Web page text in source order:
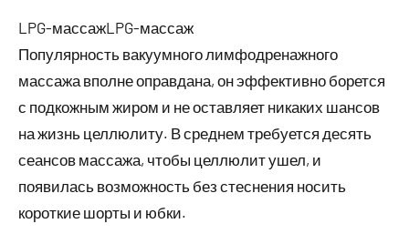
LPG-массажLPG-массаж
Популярность вакуумного лимфодренажного
массажа вполне оправдана, он эффективно борется
с подкожным жиром и не оставляет никаких шансов
на жизнь целлюлиту. В среднем требуется десять
сеансов массажа, чтобы целлюлит ушел, и
появилась возможность без стеснения носить
короткие шорты и юбки.